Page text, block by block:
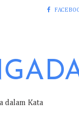
dalam Kata